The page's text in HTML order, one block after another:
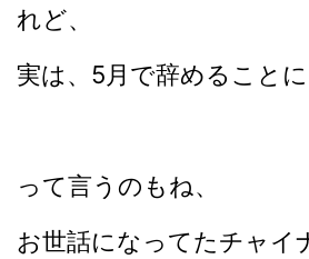
れど、
実は、5月で辞めることに
って言うのもね、
お世話になってたチャイ